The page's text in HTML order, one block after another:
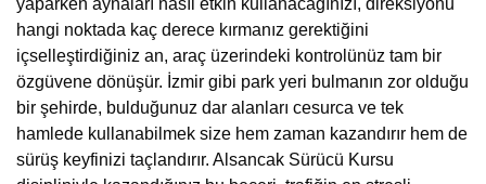
yaparken aynaları nasıl etkin kullanacağınızı, direksiyonu
hangi noktada kaç derece kırmanız gerektiğini
içselleştirdiğiniz an, araç üzerindeki kontrolünüz tam bir
özgüvene dönüşür. İzmir gibi park yeri bulmanın zor olduğu
bir şehirde, bulduğunuz dar alanları cesurca ve tek
hamlede kullanabilmek size hem zaman kazandırır hem de
sürüş keyfinizi taçlandırır. Alsancak Sürücü Kursu